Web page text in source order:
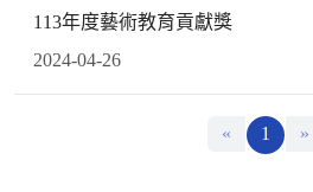
113年度藝術教育貢獻獎
2024-04-26
« 1 »